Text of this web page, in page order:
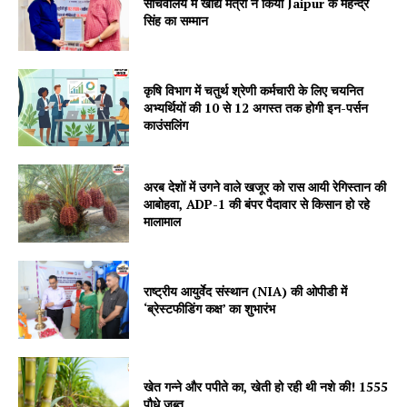
Vishwasniya Hindi Akhbaar
सिंह का सम्मान
कृषि विभाग में चतुर्थ श्रेणी कर्मचारी के लिए चयनित
अभ्यर्थियों की 10 से 12 अगस्त तक होगी इन-पर्सन
काउंसलिंग
अरब देशों में उगने वाले खजूर को रास आयी रेगिस्तान की
आबोहवा, ADP-1 की बंपर पैदावार से किसान हो रहे
मालामाल
राष्ट्रीय आयुर्वेद संस्थान (NIA) की ओपीडी में
‘ब्रेस्टफीडिंग कक्ष’ का शुभारंभ
खेत गन्ने और पपीते का, खेती हो रही थी नशे की! 1555